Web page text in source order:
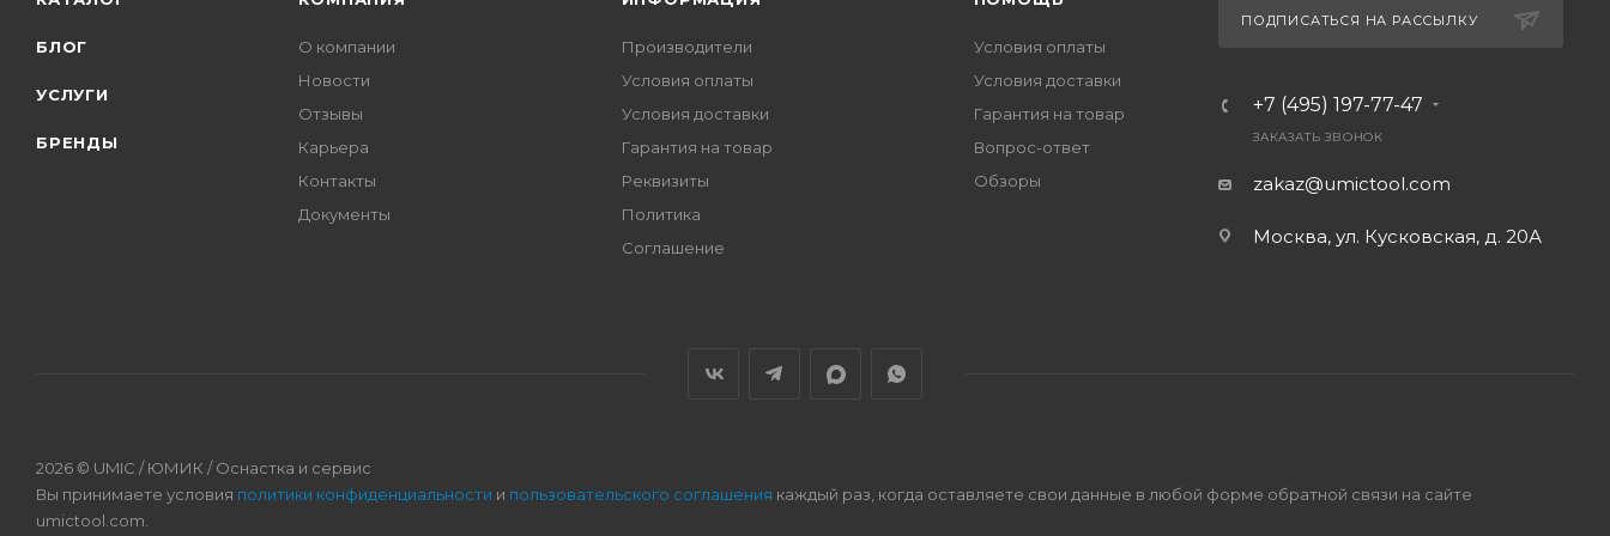
БЛОГ
УСЛУГИ
БРЕНДЫ
О компании
Новости
Отзывы
Карьера
Контакты
Документы
Производители
Условия оплаты
Условия доставки
Гарантия на товар
Реквизиты
Политика
Соглашение
Условия оплаты
Условия доставки
Гарантия на товар
Вопрос-ответ
Обзоры
ПОДПИСАТЬСЯ НА РАССЫЛКУ
+7 (495) 197-77-47
ЗАКАЗАТЬ ЗВОНОК
zakaz@umictool.com
Москва, ул. Кусковская, д. 20А
2026 © UMIC / ЮМИК / Оснастка и сервис
Вы принимаете условия политики конфиденциальности и пользовательского соглашения каждый раз, когда оставляете свои данные в любой форме обратной связи на сайте
umictool.com.